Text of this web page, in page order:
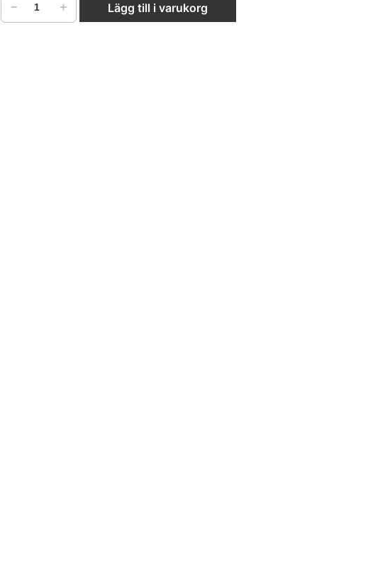
priset
priset
− ＋ Lägg till i varukorg